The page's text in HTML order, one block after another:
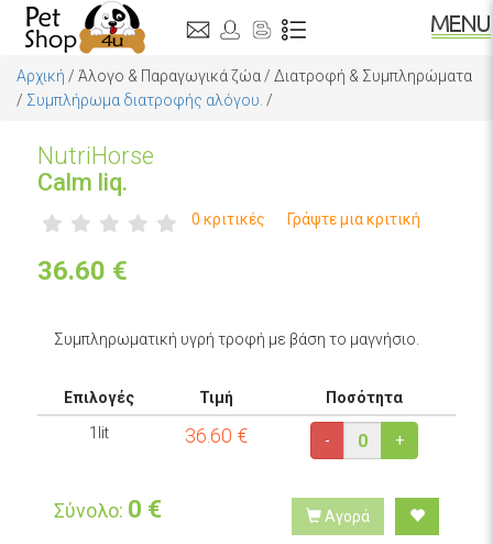
Αρχική / Άλογο & Παραγωγικά ζώα / Διατροφή & Συμπληρώματα
/ Συμπλήρωμα διατροφής αλόγου. /
NutriHorse
Calm liq.
0 κριτικές Γράψτε μια κριτική
36.60 €
Συμπληρωματική υγρή τροφή με βάση το μαγνήσιο.
Επιλογές Τιμή
Ποσότητα
1lit
36.60 € - +
Σύνολο: 0 € Αγορά